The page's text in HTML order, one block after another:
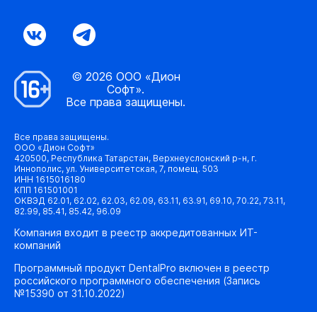
© 2026 ООО «Дион
Софт».
Все права защищены.
Все права защищены.
ООО «Дион Софт»
420500, Республика Татарстан, Верхнеуслонский р-н, г.
Иннополис, ул. Университетская, 7, помещ. 503
ИНН 1615016180
КПП 161501001
ОКВЭД 62.01, 62.02, 62.03, 62.09, 63.11, 63.91, 69.10, 70.22, 73.11,
82.99, 85.41, 85.42, 96.09
Компания входит в реестр аккредитованных ИТ-
компаний
Программный продукт DentalPro включен в реестр
российского программного обеспечения (Запись
№15390 от 31.10.2022)